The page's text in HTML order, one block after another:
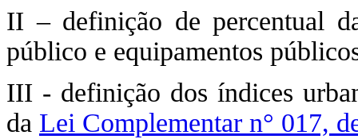
II – definição de percentual
público e equipamentos
III - definição dos índices
da Lei Complementar n° 017,